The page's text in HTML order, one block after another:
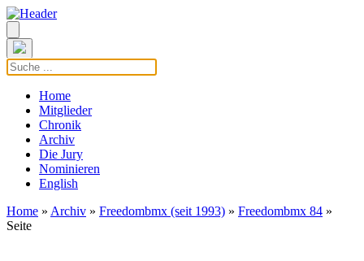
Home
Mitglieder
Chronik
Archiv
Die Jury
Nominieren
English
Home » Archiv » Freedombmx (seit 1993) » Freedombmx 84 »
Seite